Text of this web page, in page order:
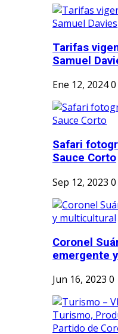
Tarifas
Samuel
Ene 12, 20240
Safari
Sauce Corto
Sep 12, 2023 0
Coronel
emergente
Jun 16, 2023 0